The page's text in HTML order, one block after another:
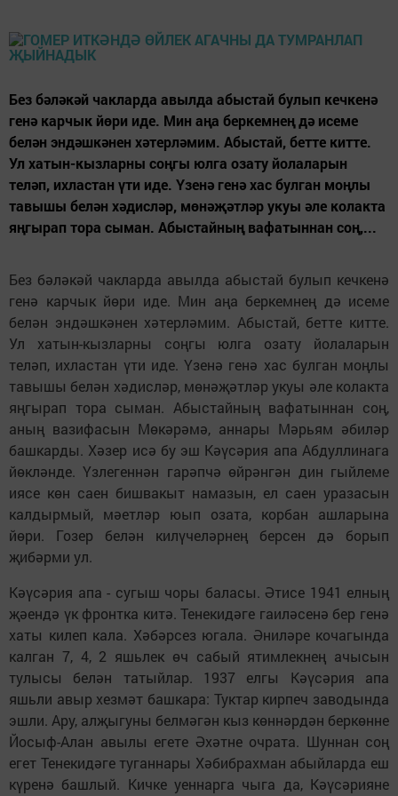
Без бәләкәй чакларда авылда абыстай булып кечкенә
генә карчык йөри иде. Мин аңа беркемнең дә исеме
белән эндәшкәнен хәтерләмим. Абыстай, бетте китте.
Ул хатын-кызларны соңгы юлга озату йолаларын
теләп, ихластан үти иде. Үзенә генә хас булган моңлы
тавышы белән хәдисләр, мөнәҗәтләр укуы әле колакта
яңгырап тора сыман. Абыстайның вафатыннан соң,...
Без бәләкәй чакларда авылда абыстай булып кечкенә
генә карчык йөри иде. Мин аңа беркемнең дә исеме
белән эндәшкәнен хәтерләмим. Абыстай, бетте китте.
Ул хатын-кызларны соңгы юлга озату йолаларын
теләп, ихластан үти иде. Үзенә генә хас булган моңлы
тавышы белән хәдисләр, мөнәҗәтләр укуы әле колакта
яңгырап тора сыман. Абыстайның вафатыннан соң,
аның вазифасын Мөкәрәмә, аннары Мәрьям әбиләр
башкарды. Хәзер исә бу эш Кәүсәрия апа Абдуллинага
йөкләнде. Үзлегеннән гарәпчә өйрәнгән дин гыйлеме
иясе көн саен бишвакыт намазын, ел саен уразасын
калдырмый, мәетләр юып озата, корбан ашларына
йөри. Гозер белән килүчеләрнең берсен дә борып
җибәрми ул.
Кәүсәрия апа - сугыш чоры баласы. Әтисе 1941 елның
җәендә үк фронтка китә. Тенекидәге гаиләсенә бер генә
хаты килеп кала. Хәбәрсез югала. Әниләре кочагында
калган 7, 4, 2 яшьлек өч сабый ятимлекнең ачысын
тулысы белән татыйлар. 1937 елгы Кәүсәрия апа
яшьли авыр хезмәт башкара: Туктар кирпеч заводында
эшли. Ару, алҗыгуны белмәгән кыз көннәрдән беркөнне
Йосыф-Алан авылы егете Әхәтне очрата. Шуннан соң
егет Тенекидәге туганнары Хәбибрахман абыйларда еш
күренә башлый. Кичке уеннарга чыга да, Кәүсәрияне